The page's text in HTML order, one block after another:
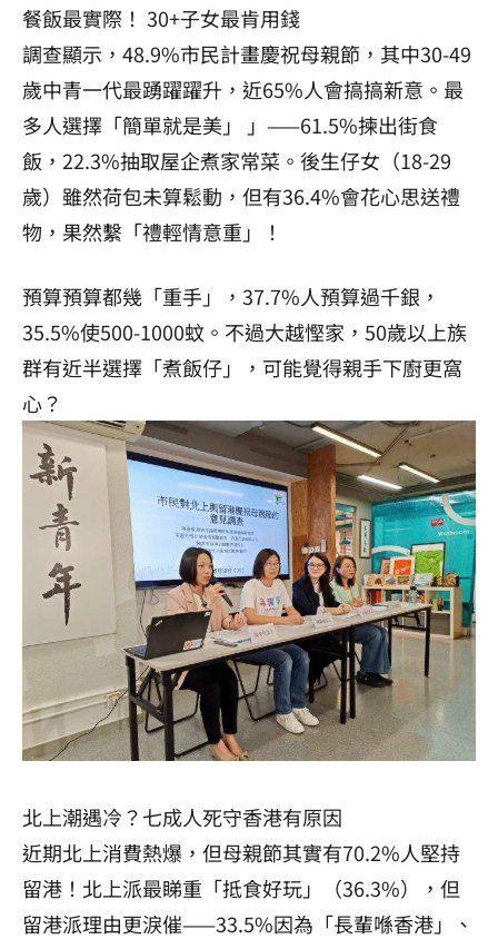
餐飯最實際！ 30+子女最肯用錢
調查顯示，48.9%市民計畫慶祝母親節，其中30-49
歲中青一代最踴躍躍升，近65%人會搞搞新意。最
多人選擇「簡單就是美」 」——61.5%揀出街食
飯，22.3%抽取屋企煮家常菜。後生仔女（18-29
歲）雖然荷包未算鬆動，但有36.4%會花心思送禮
物，果然繫「禮輕情意重」！
預算預算都幾「重手」，37.7%人預算過千銀，
35.5%使500-1000蚊。不過大越慳家，50歲以上族
群有近半選擇「煮飯仔」，可能覺得親手下廚更窩
心？
北上潮遇冷？七成人死守香港有原因
近期北上消費熱爆，但母親節其實有70.2%人堅持
留港！北上派最睇重「抵食好玩」（36.3%），但
留港派理由更淚催——33.5%因為「長輩喺香港」、